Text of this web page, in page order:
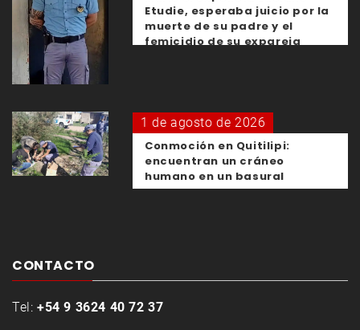
Etudie, esperaba juicio por la
muerte de su padre y el
femicidio de su expareja
1 de agosto de 2026
Conmoción en Quitilipi:
encuentran un cráneo
humano en un basural
CONTACTO
Tel: +54 9 3624 40 72 37